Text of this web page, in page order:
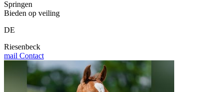
Springen
Bieden op veiling
DE
Riesenbeck
mail Contact